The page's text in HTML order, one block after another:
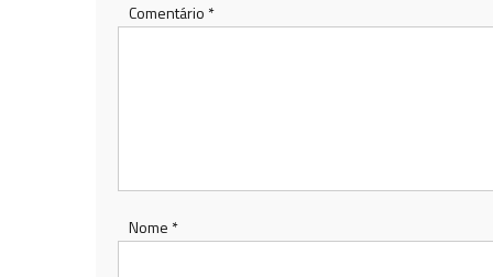
Comentário *
Nome *